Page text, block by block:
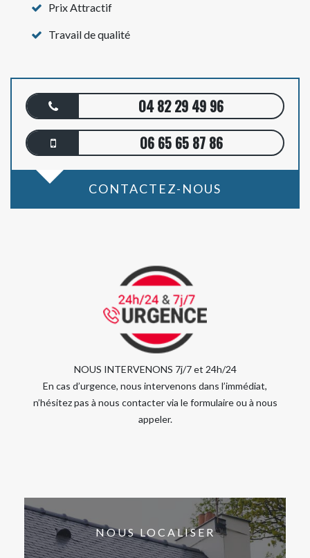
Prix Attractif
Travail de qualité
04 82 29 49 96
06 65 65 87 86
CONTACTEZ-NOUS
NOUS INTERVENONS 7j/7 et 24h/24
En cas d’urgence, nous intervenons dans l’immédiat,
n’hésitez pas à nous contacter via le formulaire ou à nous
appeler.
NOUS LOCALISER